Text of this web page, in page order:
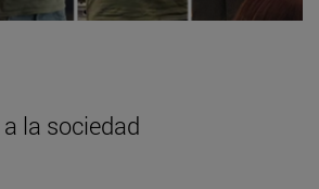
la sociedad